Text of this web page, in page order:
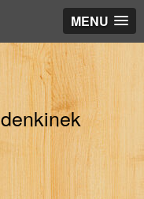
MENU